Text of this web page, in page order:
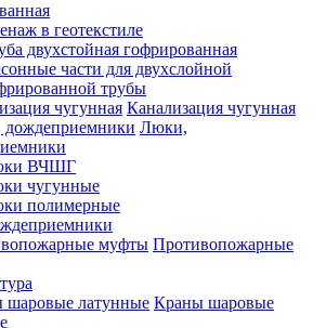
в геотекстиле
двухстойная гофрированная
части для двухслойной
трубы
Канализация чугунная
Люки,
ВЧШГ
чугунные
полимерные
Противопожарные
Краны шаровые